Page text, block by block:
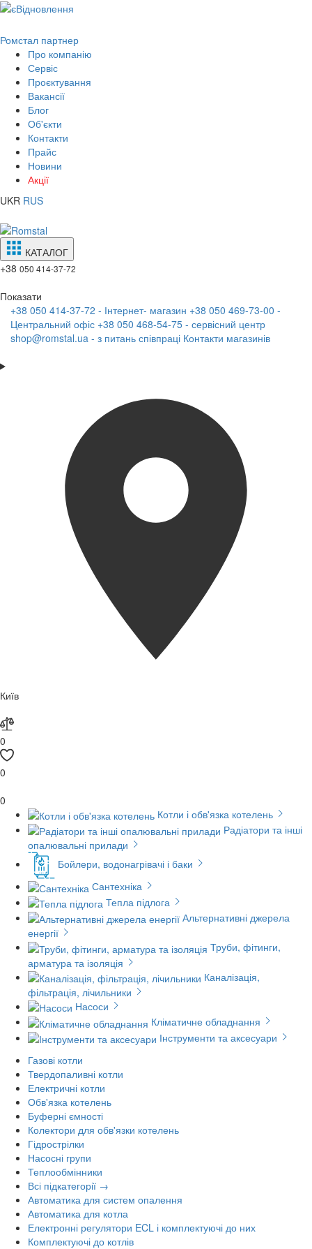
Ромстал партнер
Про компанію
Сервіс
Проєктування
Вакансії
Блог
Об'єкти
Контакти
Прайс
Новини
Акції
UKR RUS
КАТАЛОГ
+38 050 414-37-72
Показати
+38 050 414-37-72 - Інтернет- магазин +38 050 469-73-00 -
Центральний офіс +38 050 468-54-75 - сервісний центр
shop@romstal.ua - з питань співпраці Контакти магазинів
Київ
0
0
0
Котли і обв'язка котелень
Радіатори та інші
опалювальні прилади
Бойлери, водонагрівачі і баки
Сантехніка
Тепла підлога
Альтернативні джерела
енергії
Труби, фітинги,
арматура та ізоляція
Каналізація,
фільтрація, лічильники
Насоси
Кліматичне обладнання
Інструменти та аксесуари
Газові котли
Твердопаливні котли
Електричні котли
Обв'язка котелень
Буферні ємності
Колектори для обв'язки котелень
Гідрострілки
Насосні групи
Теплообмінники
Всі підкатегорії →
Автоматика для систем опалення
Автоматика для котла
Електронні регулятори ECL і комплектуючі до них
Комплектуючі до котлів